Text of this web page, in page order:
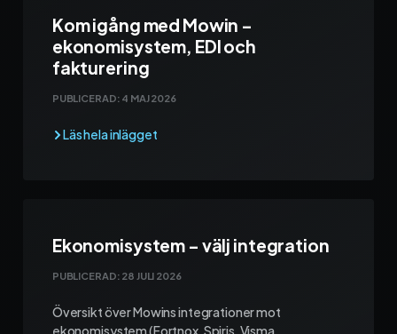
Kom igång med Mowin –
ekonomisystem, EDI och
fakturering
PUBLICERAD: 4 MAJ 2026
Ekonomisystem – välj integration
PUBLICERAD: 28 JULI 2026
Översikt över Mowins integrationer mot